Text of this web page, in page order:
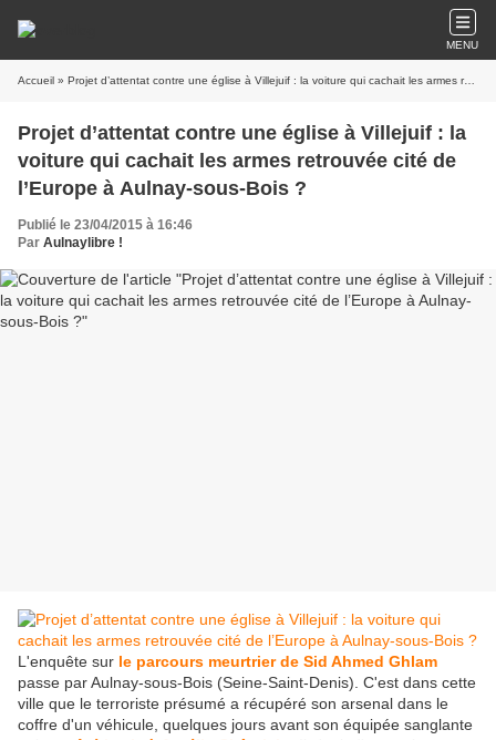
MENU
Accueil » Projet d’attentat contre une église à Villejuif : la voiture qui cachait les armes retrouvée cité de l’Europe à Aulnay-sous-Bois ?
Projet d’attentat contre une église à Villejuif : la
voiture qui cachait les armes retrouvée cité de
l’Europe à Aulnay-sous-Bois ?
Publié le 23/04/2015 à 16:46
Par Aulnaylibre !
L'enquête sur le parcours meurtrier de Sid Ahmed Ghlam
passe par Aulnay-sous-Bois (Seine-Saint-Denis). C'est dans cette
ville que le terroriste présumé a récupéré son arsenal dans le
coffre d'un véhicule, quelques jours avant son équipée sanglante